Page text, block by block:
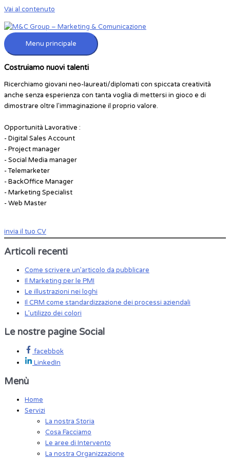
Vai al contenuto
Menu principale
Costruiamo nuovi talenti
Ricerchiamo giovani neo-laureati/diplomati con spiccata creatività
anche senza esperienza con tanta voglia di mettersi in gioco e di
dimostrare oltre l'immaginazione il proprio valore.
Opportunità Lavorative :
- Digital Sales Account
- Project manager
- Social Media manager
- Telemarketer
- BackOffice Manager
- Marketing Specialist
- Web Master
invia il tuo CV
Articoli recenti
Come scrivere un’articolo da pubblicare
Il Marketing per le PMI
Le illustrazioni nei loghi
Il CRM come standardizzazione dei processi aziendali
L’utilizzo dei colori
Le nostre pagine Social
facebbok
LinkedIn
Menù
Home
Servizi
La nostra Storia
Cosa Facciamo
Le aree di Intervento
La nostra Organizzazione